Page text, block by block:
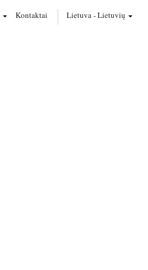
Kontaktai Lietuva-Lietuvių